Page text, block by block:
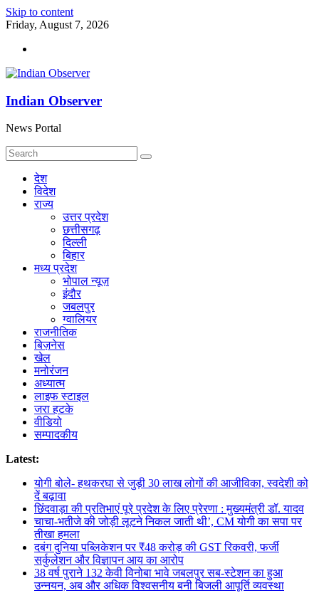
Skip to content
Friday, August 7, 2026
Indian Observer
News Portal
देश
विदेश
राज्य
उत्तर प्रदेश
छत्तीसगढ़
दिल्ली
बिहार
मध्य प्रदेश
भोपाल न्यूज़
इंदौर
जबलपुर
ग्वालियर
राजनीतिक
बिज़नेस
खेल
मनोरंजन
अध्यात्म
लाइफ स्टाइल
जरा हटके
वीडियो
सम्पादकीय
Latest:
योगी बोले- हथकरघा से जुड़ी 30 लाख लोगों की आजीविका, स्वदेशी को
दें बढ़ावा
छिंदवाड़ा की प्रतिभाएं पूरे प्रदेश के लिए प्रेरणा : मुख्यमंत्री डॉ. यादव
चाचा-भतीजे की जोड़ी लूटने निकल जाती थी’, CM योगी का सपा पर
तीखा हमला
दबंग दुनिया पब्लिकेशन पर ₹48 करोड़ की GST रिकवरी, फर्जी
सर्कुलेशन और विज्ञापन आय का आरोप
38 वर्ष पुराने 132 केवी विनोबा भावे जबलपुर सब-स्टेशन का हुआ
उन्नयन, अब और अधिक विश्वसनीय बनी बिजली आपूर्ति व्यवस्था